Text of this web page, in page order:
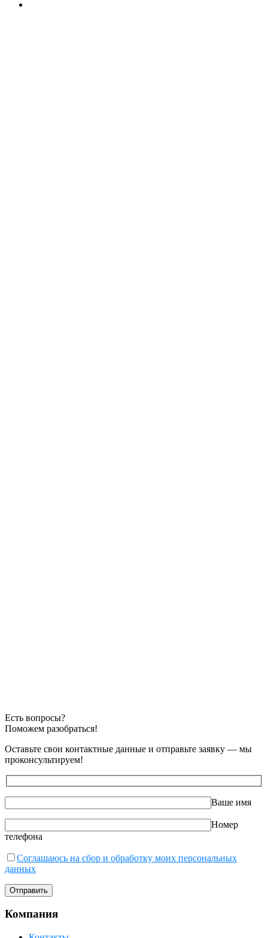
Есть вопросы?
Поможем разобраться!
Оставьте свои контактные данные и отправьте заявку — мы
проконсультируем!
Ваше имя
Номер
телефона
Соглашаюсь на сбор и обработку моих персональных
данных
Компания